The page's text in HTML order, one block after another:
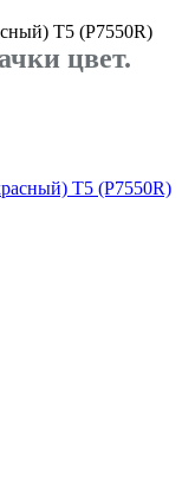
T5 (P7550R)
цвет.